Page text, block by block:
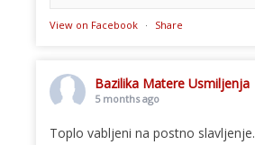
View on Facebook · Share
Bazilika Matere Usmiljenja
5 months ago
Toplo vabljeni na postno slavljenje.